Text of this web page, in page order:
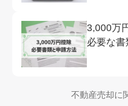
デメリッ
3,000万
必要な書
法
不動産売却に